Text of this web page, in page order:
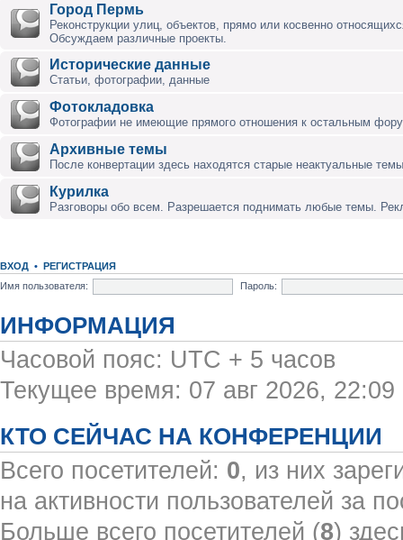
Город Пермь
Реконструкции улиц, объектов, прямо или косвенно
Обсуждаем различные проекты.
Исторические данные
Статьи, фотографии, данные
Фотокладовка
Фотографии не имеющие прямого отношения к остальным
Архивные темы
После конвертации здесь находятся старые неактуальные
Курилка
Разговоры обо всем. Разрешается поднимать любые темы.
ВХОД • РЕГИСТРАЦИЯ
Имя пользователя:
Пароль:
ИНФОРМАЦИЯ
Часовой пояс: UTC + 5 часов
Текущее время: 07 авг 2026, 22:09
КТО СЕЙЧАС НА КОНФЕРЕНЦИИ
Всего посетителей: 0, из них
на активности пользователей за
Больше всего посетителей (8)